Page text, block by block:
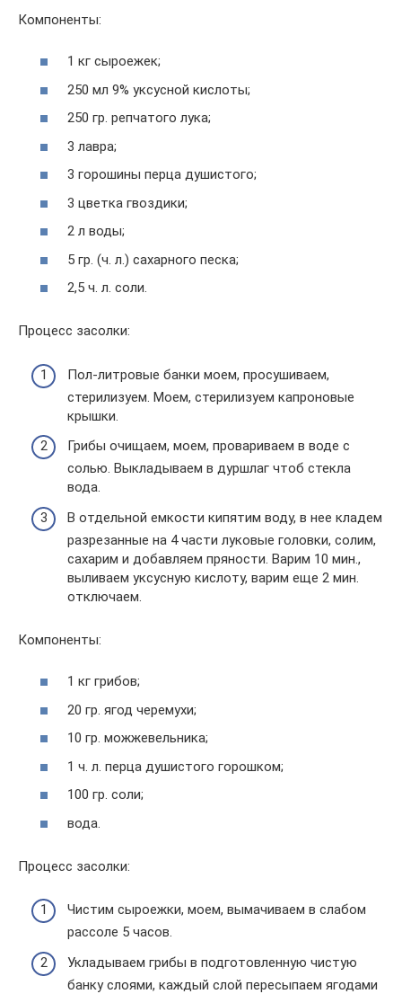
Компоненты:
1 кг сыроежек;
250 мл 9% уксусной кислоты;
250 гр. репчатого лука;
3 лавра;
3 горошины перца душистого;
3 цветка гвоздики;
2 л воды;
5 гр. (ч. л.) сахарного песка;
2,5 ч. л. соли.
Процесс засолки:
Пол-литровые банки моем, просушиваем,
стерилизуем. Моем, стерилизуем капроновые
крышки.
Грибы очищаем, моем, провариваем в воде с
солью. Выкладываем в дуршлаг чтоб стекла
вода.
В отдельной емкости кипятим воду, в нее кладем
разрезанные на 4 части луковые головки, солим,
сахарим и добавляем пряности. Варим 10 мин.,
выливаем уксусную кислоту, варим еще 2 мин.
отключаем.
Компоненты:
1 кг грибов;
20 гр. ягод черемухи;
10 гр. можжевельника;
1 ч. л. перца душистого горошком;
100 гр. соли;
вода.
Процесс засолки:
Чистим сыроежки, моем, вымачиваем в слабом
рассоле 5 часов.
Укладываем грибы в подготовленную чистую
банку слоями, каждый слой пересыпаем ягодами